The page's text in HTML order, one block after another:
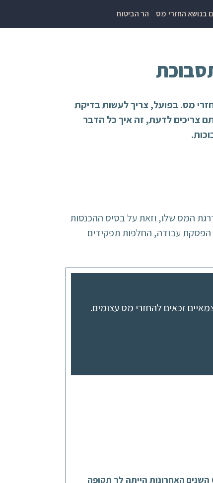
בנושא החזרי מס הר הביטוח
מס. בפועל, צריך לעשות בדיקת
צריכים לדעת, זה איך כל הדבר
המס שלו, וזאת על בסיס ההכנסות
הפסקת עבודה, החלפות תפקידים
זכאים להחזרי מס עצומים.
האם ב-6 השנים האחרונות הייתה לך תקופה